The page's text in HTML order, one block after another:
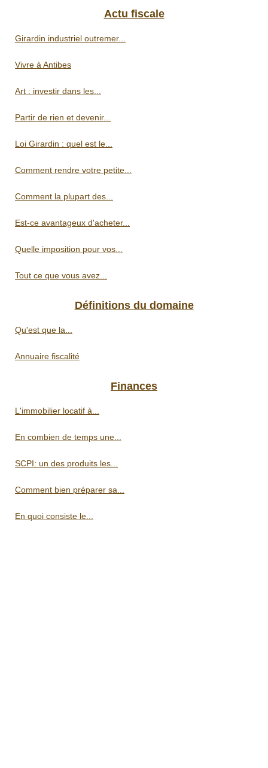
Actu fiscale
Girardin industriel outremer...
Vivre à Antibes
Art : investir dans les...
Partir de rien et devenir...
Loi Girardin : quel est le...
Comment rendre votre petite...
Comment la plupart des...
Est-ce avantageux d'acheter...
Quelle imposition pour vos...
Tout ce que vous avez...
Définitions du domaine
Qu'est que la...
Annuaire fiscalité
Finances
L'immobilier locatif à...
En combien de temps une...
SCPI: un des produits les...
Comment bien préparer sa...
En quoi consiste le...